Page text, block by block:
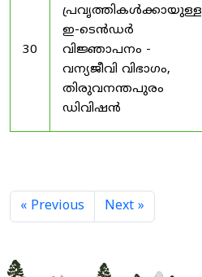
30
പ്രവൃത്തികൾക്കായുള്ള
ഇ-ടെൻഡർ
വിജ്ഞാപനം -
വന്യജീവി വിഭാഗം,
തിരുവനന്തപുരം
ഡിവിഷൻ
« Previous Next »